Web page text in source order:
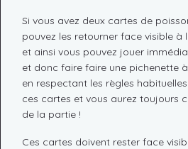
Si vous avez deux cartes de
pouvez les retourner face visible à
et ainsi vous pouvez jouer
et donc faire faire une pichenette
en respectant les règles
ces cartes et vous aurez toujours
de la partie !
Ces cartes doivent rester face